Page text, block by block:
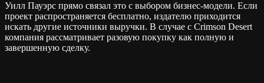
Уилл Пауэрс прямо связал это с выбором бизнес-модели. Если
проект распространяется бесплатно, издателю приходится
искать другие источники выручки. В случае с Crimson Desert
компания рассматривает разовую покупку как полную и
завершенную сделку.